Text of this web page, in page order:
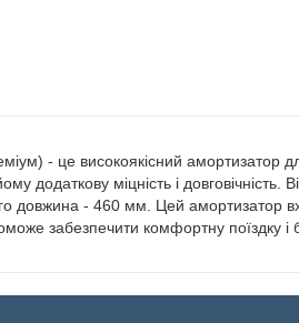
- це високоякісний
міцність і довговічність.
- 460 мм. Цей амортизатор
забезпечити комфортну поїздку і